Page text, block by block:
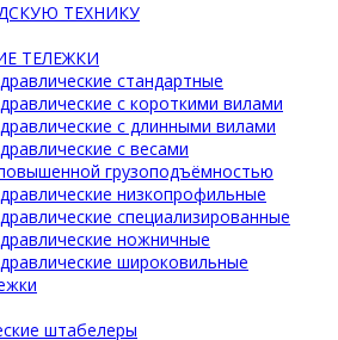
ТЕХНИКУ
ТЕЛЕЖКИ
стандартные
с короткими вилами
с длинными вилами
с весами
грузоподъёмностью
низкопрофильные
специализированные
ножничные
широковильные
штабелеры